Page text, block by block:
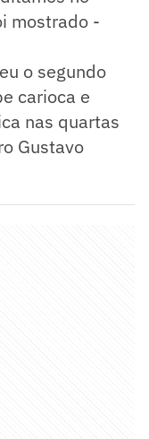
mostrado -
o segundo
carioca e
nas quartas
Gustavo